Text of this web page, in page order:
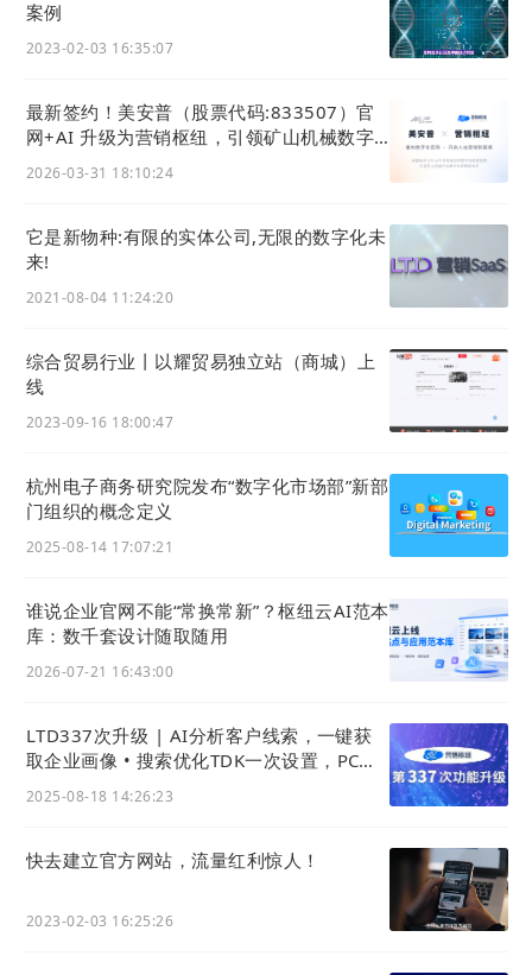
i. 官网入口
通过底部的访问官网按钮，点击即可跳转到官网小程
官网跳转类型可以参考上一期（285次升级）中的内
容。
案例
2023-02-03 16:35:07
最新签约！美安普（股票代码:833507）官
网+AI 升级为营销枢纽，引领矿山机械数字
2026-03-31 18:10:24
它是新物种:有限的实体公司,无限的数字化未
来!
2021-08-04 11:24:20
综合贸易行业丨以耀贸易独立站（商城）上
线
2023-09-16 18:00:47
杭州电子商务研究院发布“数字化市场部”新部
门组织的概念定义
2025-08-14 17:07:21
谁说企业官网不能“常换常新”？枢纽云AI范本
库：数千套设计随取随用
2026-07-21 16:43:00
LTD337次升级 | AI分析客户线索，一键获
取企业画像 • 搜索优化TDK一次设置，PC移
2025-08-18 14:26:23
快去建立官方网站，流量红利惊人！
2023-02-03 16:25:26